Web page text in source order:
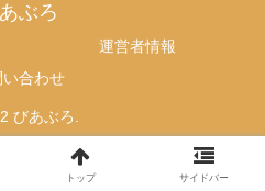
ぶろ
運営者情報
い合わせ
びあぶろ.
トップ サイドバー